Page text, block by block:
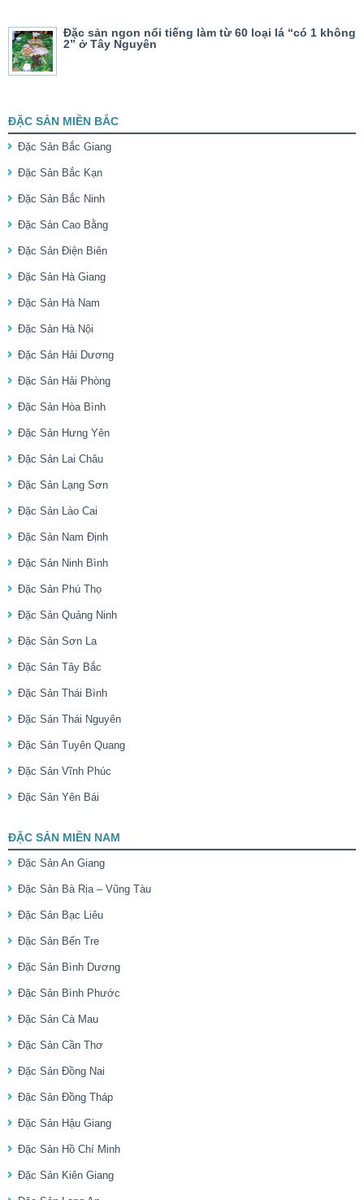
Đặc sản ngon nổi tiếng làm từ 60 loại lá “có 1 không
2” ở Tây Nguyên
ĐẶC SẢN MIỀN BẮC
Đặc Sản Bắc Giang
Đặc Sản Bắc Kạn
Đặc Sản Bắc Ninh
Đặc Sản Cao Bằng
Đặc Sản Điện Biên
Đặc Sản Hà Giang
Đặc Sản Hà Nam
Đặc Sản Hà Nội
Đặc Sản Hải Dương
Đặc Sản Hải Phòng
Đặc Sản Hòa Bình
Đặc Sản Hưng Yên
Đặc Sản Lai Châu
Đặc Sản Lạng Sơn
Đặc Sản Lào Cai
Đặc Sản Nam Định
Đặc Sản Ninh Bình
Đặc Sản Phú Thọ
Đặc Sản Quảng Ninh
Đặc Sản Sơn La
Đặc Sản Tây Bắc
Đặc Sản Thái Bình
Đặc Sản Thái Nguyên
Đặc Sản Tuyên Quang
Đặc Sản Vĩnh Phúc
Đặc Sản Yên Bái
ĐẶC SẢN MIỀN NAM
Đặc Sản An Giang
Đặc Sản Bà Rịa – Vũng Tàu
Đặc Sản Bạc Liêu
Đặc Sản Bến Tre
Đặc Sản Bình Dương
Đặc Sản Bình Phước
Đặc Sản Cà Mau
Đặc Sản Cần Thơ
Đặc Sản Đồng Nai
Đặc Sản Đồng Tháp
Đặc Sản Hậu Giang
Đặc Sản Hồ Chí Minh
Đặc Sản Kiên Giang